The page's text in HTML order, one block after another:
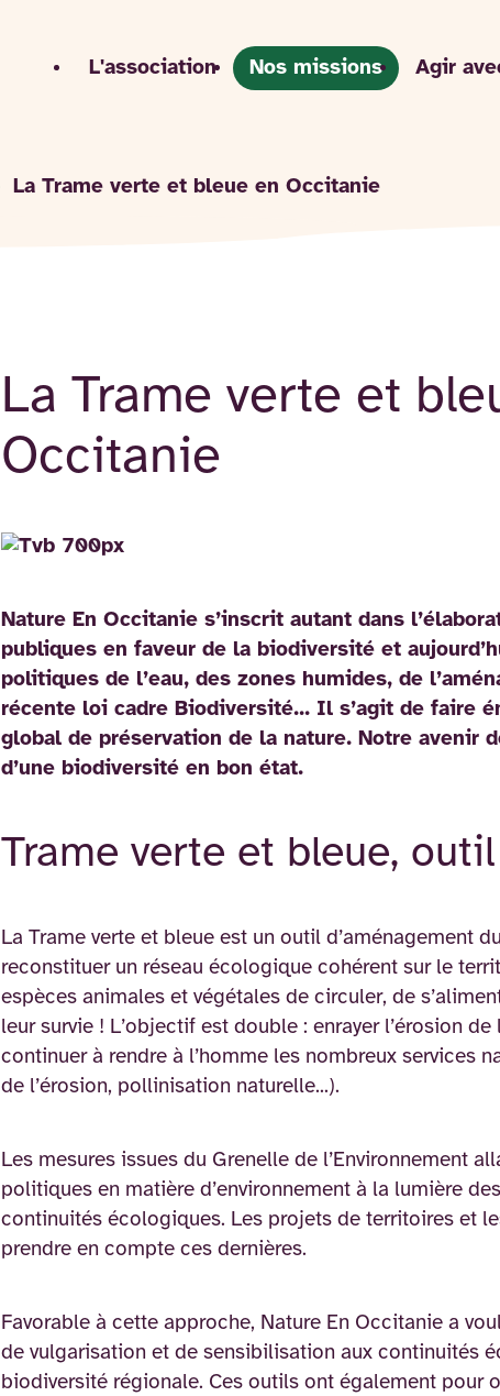
L'association
Nos missions Agir
La Trame verte et bleue en Occitanie
La Trame verte et
Occitanie
Nature En Occitanie s’inscrit autant dans
publiques en faveur de la biodiversité et
politiques de l’eau, des zones humides, de
récente loi cadre Biodiversité… Il s’agit de faire
global de préservation de la nature. Notre avenir
d’une biodiversité en bon état.
Trame verte et bleue,
La Trame verte et bleue est un outil d’aménagement
reconstituer un réseau écologique cohérent sur le
espèces animales et végétales de circuler, de
leur survie ! L’objectif est double : enrayer l’érosion
continuer à rendre à l’homme les nombreux services
de l’érosion, pollinisation naturelle...).
Les mesures issues du Grenelle de l’Environnement
politiques en matière d’environnement à la lumière
continuités écologiques. Les projets de territoires et
prendre en compte ces dernières.
Favorable à cette approche, Nature En Occitanie a
de vulgarisation et de sensibilisation aux continuités
biodiversité régionale. Ces outils ont également pour